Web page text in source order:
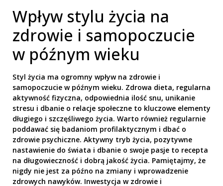
Wpływ stylu życia na
zdrowie i samopoczucie
w późnym wieku
Styl życia ma ogromny wpływ na zdrowie i
samopoczucie w późnym wieku. Zdrowa dieta, regularna
aktywność fizyczna, odpowiednia ilość snu, unikanie
stresu i dbanie o relacje społeczne to kluczowe elementy
długiego i szczęśliwego życia. Warto również regularnie
poddawać się badaniom profilaktycznym i dbać o
zdrowie psychiczne. Aktywny tryb życia, pozytywne
nastawienie do świata i dbanie o swoje pasje to recepta
na długowieczność i dobrą jakość życia. Pamiętajmy, że
nigdy nie jest za późno na zmiany i wprowadzenie
zdrowych nawyków. Inwestycja w zdrowie i